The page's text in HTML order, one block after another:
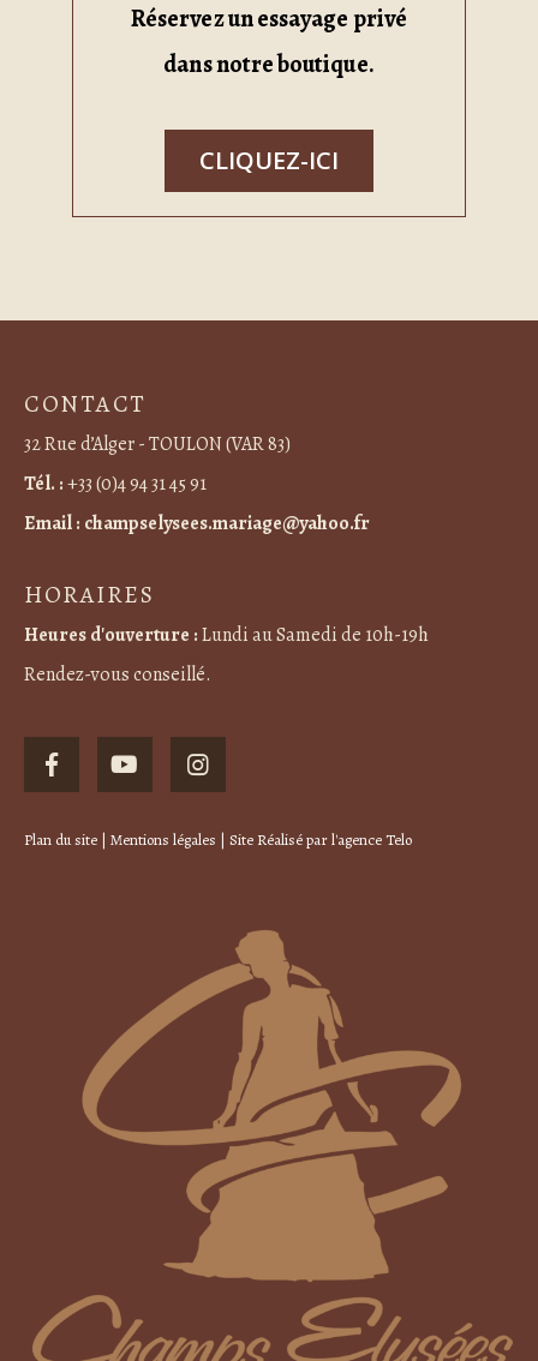
Réservez un essayage privé
dans notre boutique.
CLIQUEZ-ICI
CONTACT
32 Rue d’Alger - TOULON (VAR 83)
Tél. :+33 (0)4 94 31 45 91
Email : champselysees.mariage@yahoo.fr
HORAIRES
Heures d'ouverture :Lundi au Samedi de 10h-19h
Rendez-vous conseillé.
Plan du site | Mentions légales | Site Réalisé parl'agence Telo